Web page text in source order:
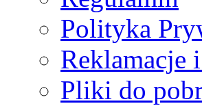
Polityka
Reklamacje
Pliki do